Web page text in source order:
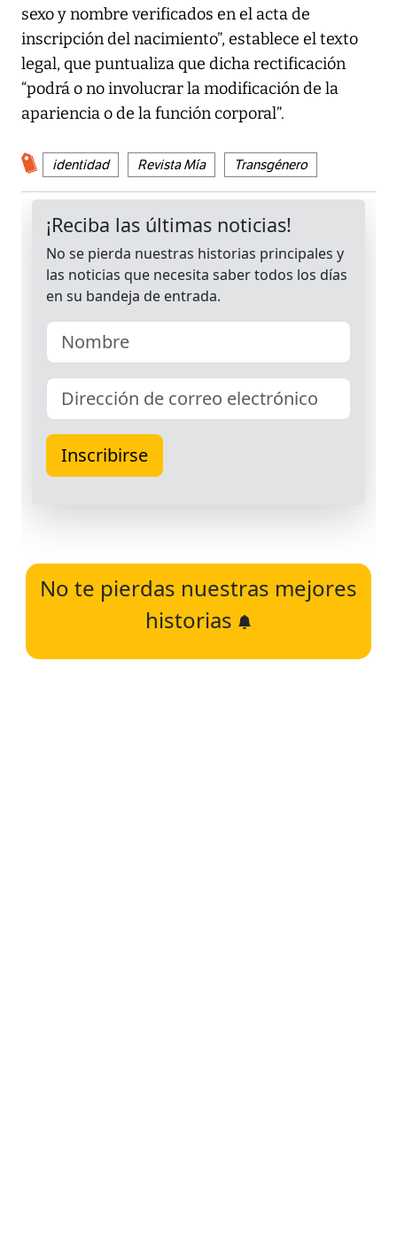
sexo y nombre verificados en el acta de
inscripción del nacimiento”, establece el texto
legal, que puntualiza que dicha rectificación
“podrá o no involucrar la modificación de la
apariencia o de la función corporal”.
identidad Revista Mía Transgénero
No te pierdas nuestras mejores
historias